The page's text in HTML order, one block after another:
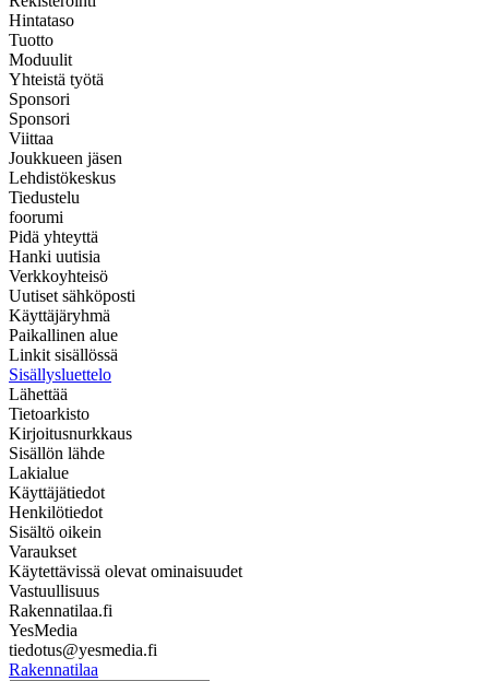
Hintataso
Tuotto
Moduulit
Yhteistä työtä
Sponsori
Sponsori
Viittaa
Joukkueen jäsen
Lehdistökeskus
Tiedustelu
foorumi
Pidä yhteyttä
Hanki uutisia
Verkkoyhteisö
Uutiset sähköposti
Käyttäjäryhmä
Paikallinen alue
Linkit sisällössä
Sisällysluettelo
Lähettää
Tietoarkisto
Kirjoitusnurkkaus
Sisällön lähde
Lakialue
Käyttäjätiedot
Henkilötiedot
Sisältö oikein
Varaukset
Käytettävissä olevat ominaisuudet
Vastuullisuus
Rakennatilaa.fi
YesMedia
tiedotus@yesmedia.fi
Rakennatilaa